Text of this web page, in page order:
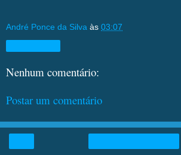
André Ponce da Silva às 03:07
Nenhum comentário:
Postar um comentário